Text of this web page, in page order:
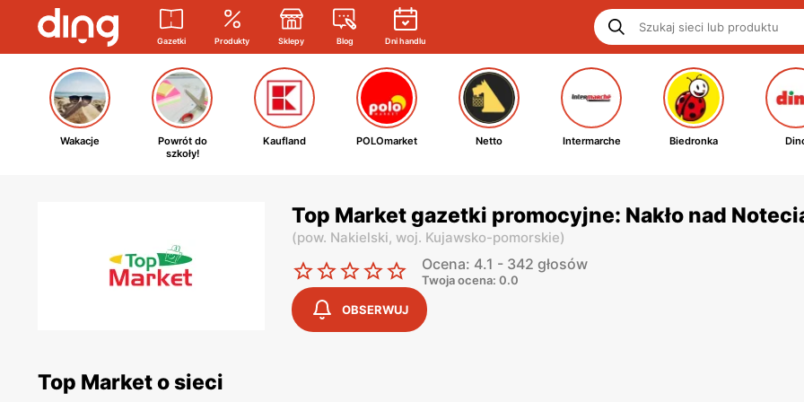
Gazetki Produkty Sklepy Blog Dni handlu
Wakacje
Powrót do
szkoły!
Kaufland POLOmarket Netto Intermarche Biedronka
Top Market gazetki promocyjne: Nakło nad
(pow. Nakielski, woj. Kujawsko-pomorskie)
Ocena: 4.1 - 342 głosów
Twoja ocena: 0.0
OBSERWUJ
Top Market o sieci